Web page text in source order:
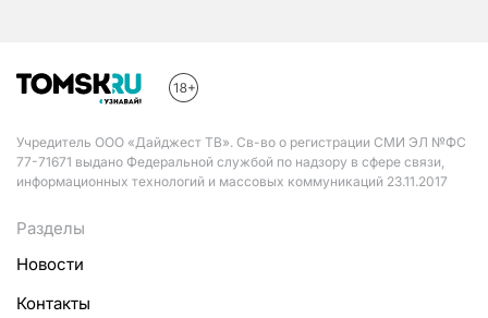
Учредитель ООО «Дайджест ТВ». Св-во о регистрации СМИ ЭЛ №ФС
77-71671 выдано Федеральной службой по надзору в сфере связи,
информационных технологий и массовых коммуникаций 23.11.2017
Разделы
Новости
Контакты